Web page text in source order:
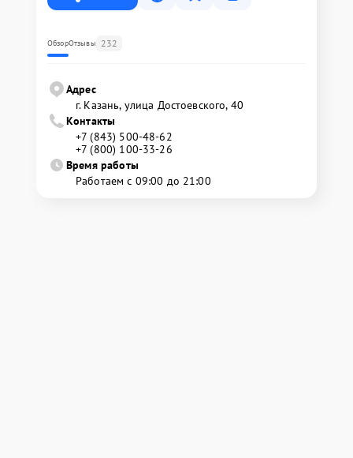
ОбзорОтзывы 232
Адрес
г. Казань, улица Достоевского, 40
Контакты
+7 (843) 500-48-62
+7 (800) 100-33-26
Время работы
Работаем с 09:00 до 21:00